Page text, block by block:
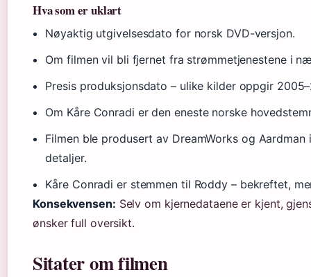
Hva som er uklart
Nøyaktig utgivelsesdato for norsk DVD-versjon.
Om filmen vil bli fjernet fra strømmetjenestene i
Presis produksjonsdato – ulike kilder oppgir
Om Kåre Conradi er den eneste norske
Filmen ble produsert av DreamWorks og
detaljer.
Kåre Conradi er stemmen til Roddy – bekreftet,
Konsekvensen: Selv om kjernedataene er kjent,
ønsker full oversikt.
Sitater om filmen